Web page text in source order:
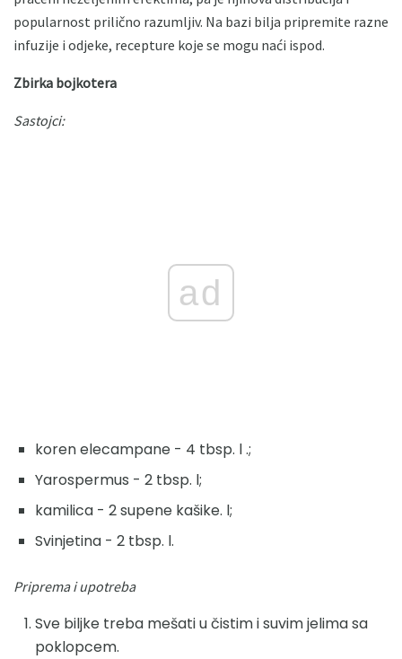
popularnost prilično razumljiv. Na bazi bilja pripremite razne
infuzije i odjeke, recepture koje se mogu naći ispod.
Zbirka bojkotera
Sastojci:
ad
koren elecampane - 4 tbsp. l .;
Yarospermus - 2 tbsp. l;
kamilica - 2 supene kašike. l;
Svinjetina - 2 tbsp. l.
Priprema i upotreba
Sve biljke treba mešati u čistim i suvim jelima sa
poklopcem.